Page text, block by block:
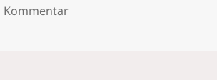
Kommentarzu Goldbrauner Zwiebel-